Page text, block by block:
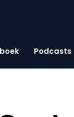
Podcasts